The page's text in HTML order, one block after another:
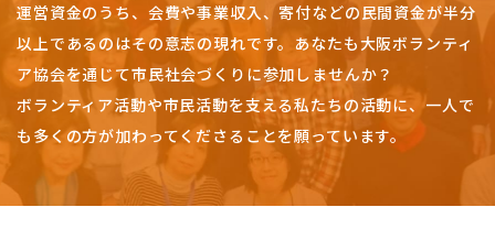
運営資金のうち、会費や事業収入、寄付などの民間資金が半分
以上であるのはその意志の現れです。 あなたも大阪ボランティ
ア協会を通じて市民社会づくりに参加しませんか？
ボランティア活動や市民活動を支える私たちの活動に、一人で
も多くの方が加わってくださることを願っています。